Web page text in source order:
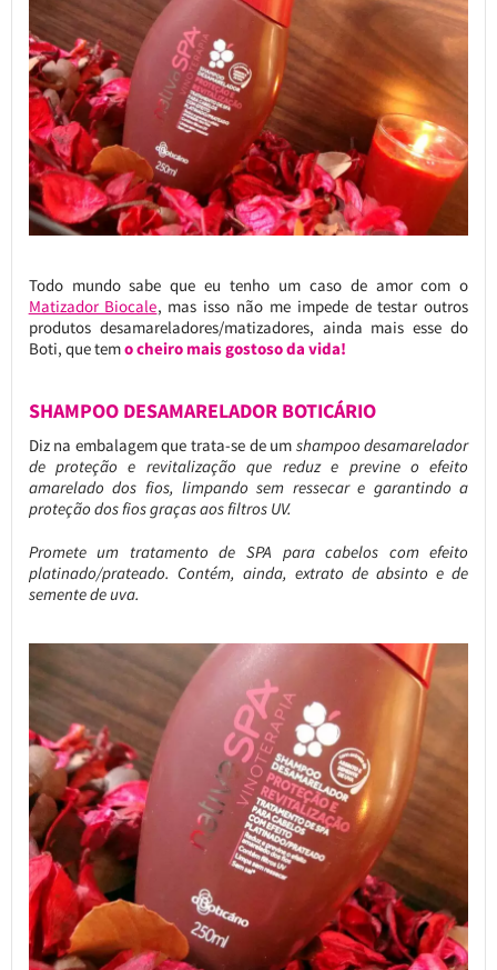
Todo mundo sabe que eu tenho um caso de amor com o
Matizador Biocale, mas isso não me impede de testar outros
produtos desamareladores/matizadores, ainda mais esse do
Boti, que temo cheiro mais gostoso da vida!
SHAMPOO DESAMARELADOR BOTICÁRIO
Diz na embalagem que trata-se de um shampoo desamarelador
de proteção e revitalização que reduz e previne o efeito
amarelado dos fios, limpando sem ressecar e garantindo a
proteção dos fios graças aos filtros UV.
Promete um tratamento de SPA para cabelos com efeito
platinado/prateado. Contém, ainda, extrato de absinto e de
semente de uva.